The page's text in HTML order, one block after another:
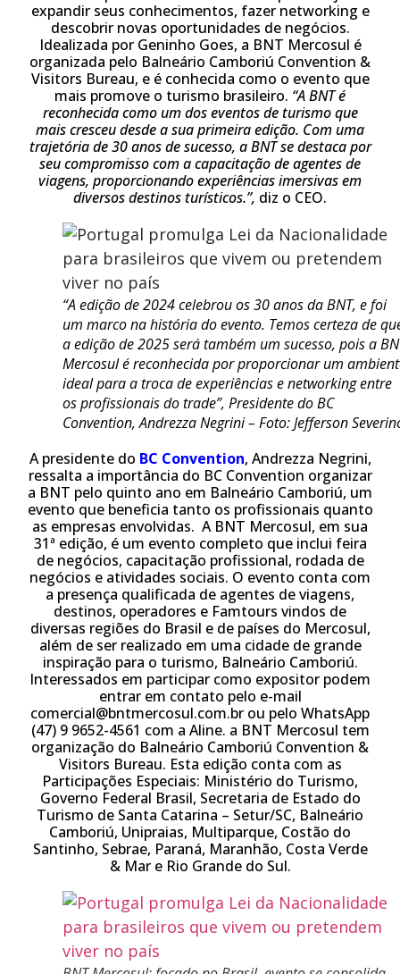
expandir seus conhecimentos, fazer networking e
descobrir novas oportunidades de negócios.
Idealizada por Geninho Goes, a BNT Mercosul é
organizada pelo Balneário Camboriú Convention &
Visitors Bureau, e é conhecida como o evento que
mais promove o turismo brasileiro. “A BNT é
reconhecida como um dos eventos de turismo que
mais cresceu desde a sua primeira edição. Com uma
trajetória de 30 anos de sucesso, a BNT se destaca por
seu compromisso com a capacitação de agentes de
viagens, proporcionando experiências imersivas em
diversos destinos turísticos.”, diz o CEO.
“A edição de 2024 celebrou os 30 anos da BNT, e foi
um marco na história do evento. Temos certeza de
a edição de 2025 será também um sucesso, pois a
Mercosul é reconhecida por proporcionar um
ideal para a troca de experiências e networking entre
os profissionais do trade”, Presidente do BC
Convention, Andrezza Negrini – Foto: Jefferson
A presidente do BC Convention, Andrezza Negrini,
ressalta a importância do BC Convention organizar
a BNT pelo quinto ano em Balneário Camboriú, um
evento que beneficia tanto os profissionais quanto
as empresas envolvidas. A BNT Mercosul, em sua
31ª edição, é um evento completo que inclui feira
de negócios, capacitação profissional, rodada de
negócios e atividades sociais. O evento conta com
a presença qualificada de agentes de viagens,
destinos, operadores e Famtours vindos de
diversas regiões do Brasil e de países do Mercosul,
além de ser realizado em uma cidade de grande
inspiração para o turismo, Balneário Camboriú.
Interessados em participar como expositor podem
entrar em contato pelo e-mail
comercial@bntmercosul.com.br ou pelo WhatsApp
(47) 9 9652-4561 com a Aline. a BNT Mercosul tem
organização do Balneário Camboriú Convention &
Visitors Bureau. Esta edição conta com as
Participações Especiais: Ministério do Turismo,
Governo Federal Brasil, Secretaria de Estado do
Turismo de Santa Catarina – Setur/SC, Balneário
Camboriú, Unipraias, Multiparque, Costão do
Santinho, Sebrae, Paraná, Maranhão, Costa Verde
& Mar e Rio Grande do Sul.